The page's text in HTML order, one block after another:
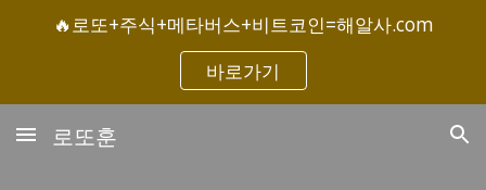
Skip to main content Skip to navigation
🔥로또+주식+메타버스+비트코인=해알사.com
바로가기
로또훈